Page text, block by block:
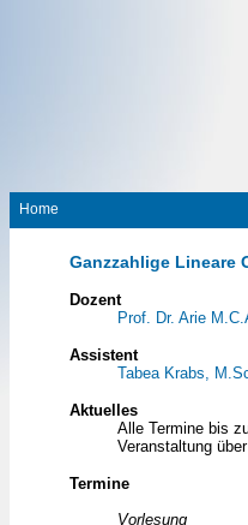
Home
Ganzzahlige Lineare
Dozent
Prof. Dr. Arie
Assistent
Tabea Krabs,
Aktuelles
Alle Termine bis
Veranstaltung
Termine
Vorlesung